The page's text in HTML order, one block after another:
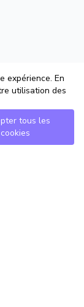
expérience. En
utilisation des
tous les
cookies